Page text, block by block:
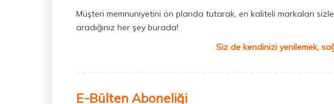
Müşteri memnuniyetini ön planda tutarak, en kaliteli markaları
aradığınız her şey burada!
Siz de kendinizi yenilemek,
E-Bülten Aboneliği